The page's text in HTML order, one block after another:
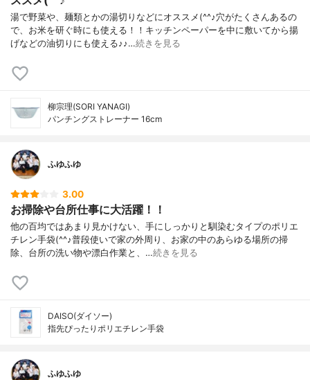
湯で野菜や、麺類とかの湯切りなどにオススメ(^^♪穴がたくさんあるの
で、お米を研ぐ時にも使える！！キッチンペーパーを中に敷いてから揚
げなどの油切りにも使える♪♪…続きを見る
柳宗理(SORI YANAGI)
パンチングストレーナー 16cm
ふゆふゆ
3.00
お掃除や台所仕事に大活躍！！
他の百均ではあまり見かけない、手にしっかりと馴染むタイプのポリエ
チレン手袋(^^♪普段使いで家の外周り、お家の中のあらゆる場所の掃
除、台所の洗い物や漂白作業と、…続きを見る
DAISO(ダイソー)
指先ぴったりポリエチレン手袋
ふゆふゆ